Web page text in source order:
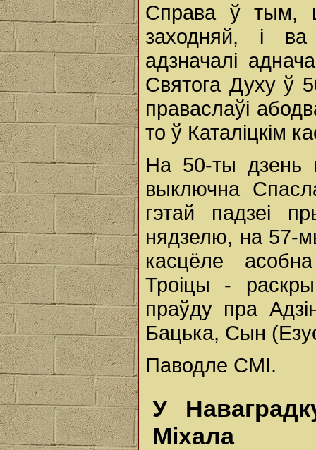
Справа ў тым,
заходняй, і
адзначалі
Святога Духу ў
праваслаўі
то ў Каталіцкім
На 50-ты дзень
выключна
гэтай падзеі
нядзелю, на 57-
касцёле
Троіцы -
праўду пра
Бацька, Сын
Паводле СМІ.
У
Міхала